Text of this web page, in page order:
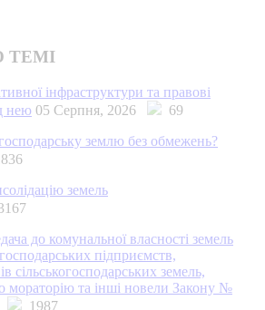
ТЕМІ
інфраструктури та правові
нею 05 Серпня, 2026
69
землю без обмежень?
земель
до комунальної власності земель
підприємств,
сільськогосподарських земель,
мораторію та інші новели Закону №
1987